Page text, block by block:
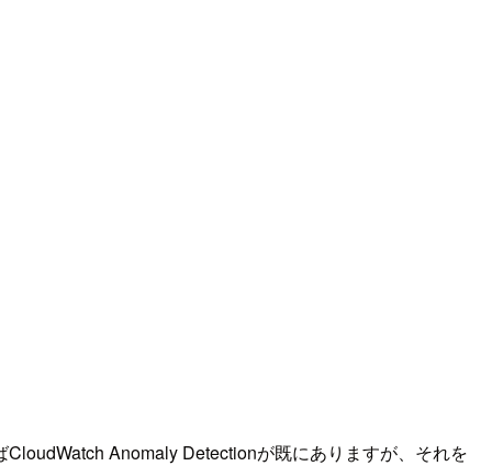
Anomaly Detectionが既にありますが、それを